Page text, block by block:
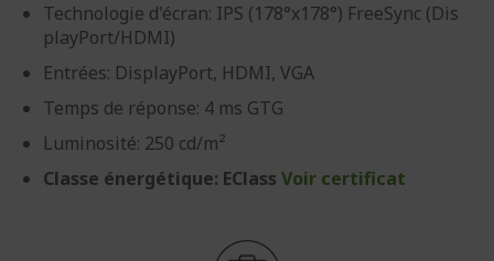
Technologie d'écran: IPS (178°x178°) FreeSync (Dis
playPort/HDMI)
Entrées: DisplayPort, HDMI, VGA
Temps de réponse: 4 ms GTG
Luminosité: 250 cd/m²
Classe énergétique: EClass Voir certificat